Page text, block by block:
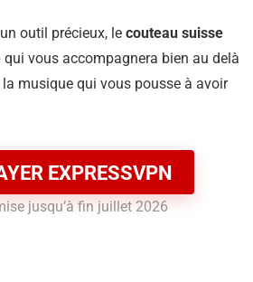
outil précieux, le couteau suisse
qui vous accompagnera bien au delà
musique qui vous pousse à avoir
EXPRESSVPN
jusqu’à fin juillet 2026